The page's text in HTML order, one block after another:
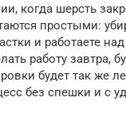
когда шерсть
простыми:
и работаете
работу завтра,
будет так же
без спешки и с